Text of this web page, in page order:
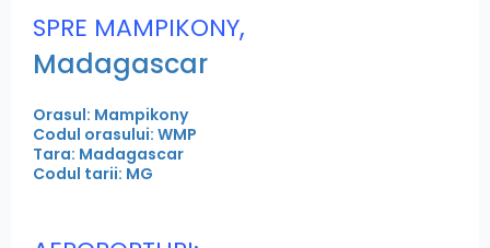
SPRE MAMPIKONY,
Madagascar
Orasul: Mampikony
Codul orasului: WMP
Tara: Madagascar
Codul tarii: MG